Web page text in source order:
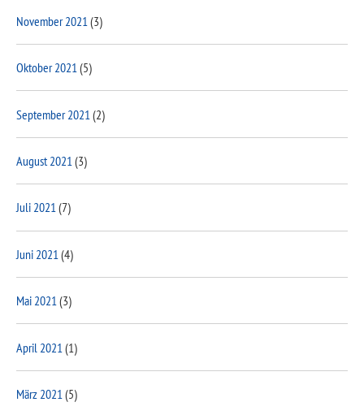
November 2021 (3)
Oktober 2021(5)
September 2021 (2)
August 2021(3)
Juli 2021(7)
Juni 2021 (4)
Mai 2021(3)
April 2021 (1)
März 2021 (5)